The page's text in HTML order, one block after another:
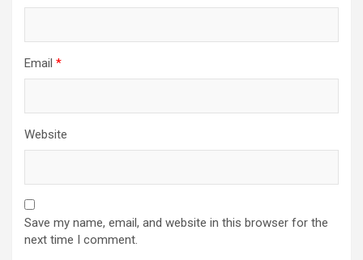
Email *
Website
Save my name, email, and website in this browser for the
next time I comment.